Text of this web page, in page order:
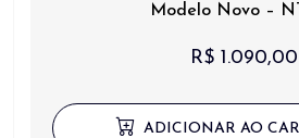
Modelo Novo –
R$1.090,00
ADICIONAR AO